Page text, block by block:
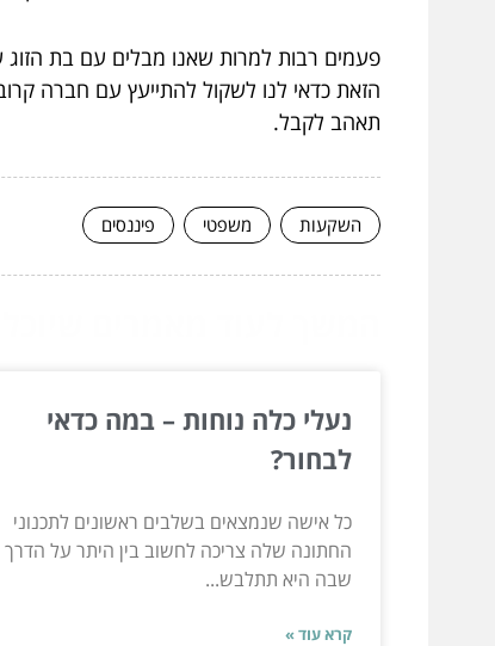
פעמים רבות למרות שאנו מבלים עם בת הזוג
הזאת כדאי לנו לשקול להתייעץ עם חברה
תאהב לקבל.
השקעות משפטי פיננסים
נעלי כלה נוחות – במה כדאי
לבחור?
כל אישה שנמצאים בשלבים ראשונים לתכנוני
החתונה שלה צריכה לחשוב בין היתר על הדרך
שבה היא תתלבש...
קרא עוד »